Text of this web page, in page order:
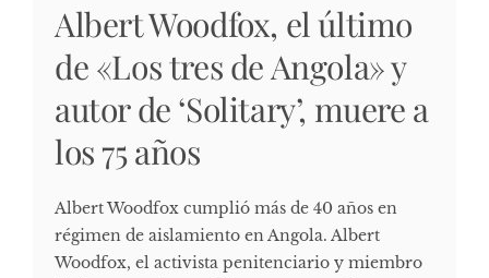
Albert Woodfox, el último
de «Los tres de Angola» y
autor de ‘Solitary’, muere a
los 75 años
Albert Woodfox cumplió más de 40 años en
régimen de aislamiento en Angola. Albert
Woodfox, el activista penitenciario y miembro